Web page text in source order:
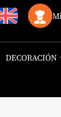
DECORACIÓN